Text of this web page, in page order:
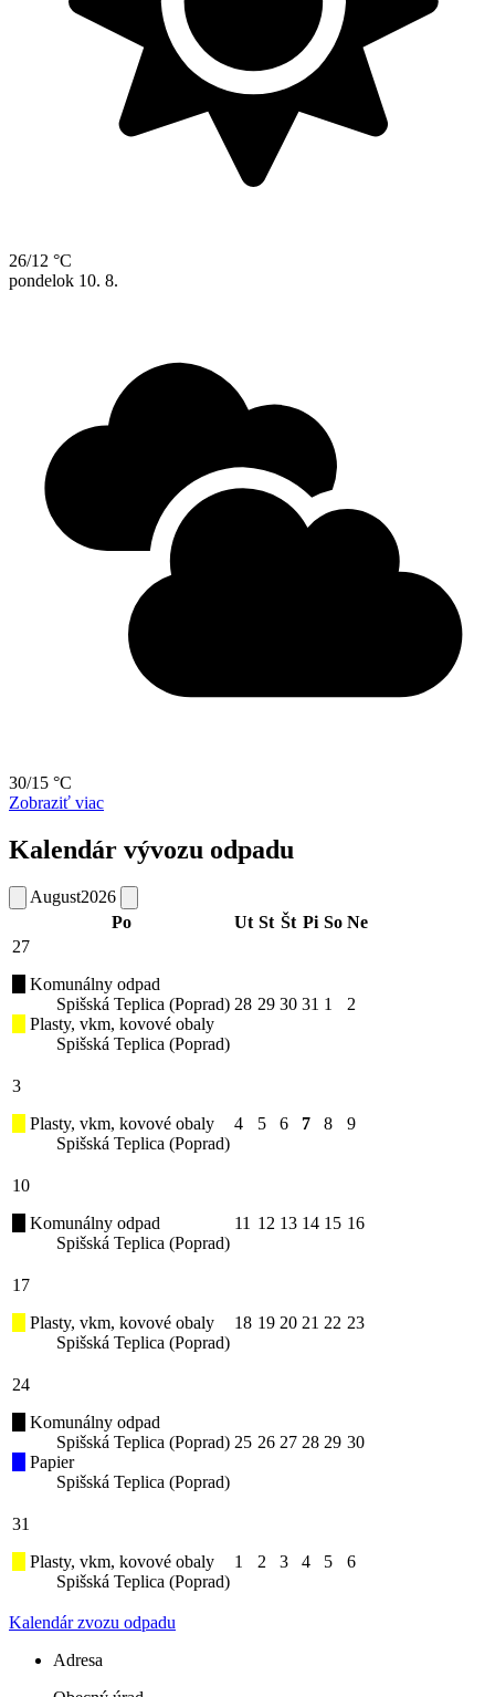
26/12 °C
pondelok 10. 8.
30/15 °C
Zobraziť viac
Kalendár vývozu odpadu
August2026
Po
Ut St Št Pi So Ne
27
Komunálny odpad
Spišská Teplica (Poprad)
Plasty, vkm, kovové obaly
Spišská Teplica (Poprad)
28 29 30 31 1 2
3
Plasty, vkm, kovové obaly
Spišská Teplica (Poprad)
4 5 6 7 8 9
10
Komunálny odpad
Spišská Teplica (Poprad)
11 12 13 14 15 16
17
Plasty, vkm, kovové obaly
Spišská Teplica (Poprad)
18 19 20 21 22 23
24
Komunálny odpad
Spišská Teplica (Poprad)
Papier
Spišská Teplica (Poprad)
25 26 27 28 29 30
31
Plasty, vkm, kovové obaly
Spišská Teplica (Poprad)
1 2 3 4 5 6
Kalendár zvozu odpadu
Adresa